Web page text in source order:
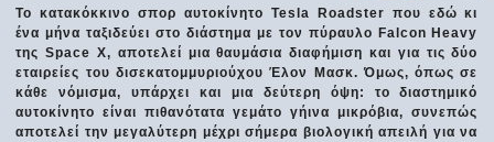
Το κατακόκκινο σπορ αυτοκίνητο Tesla Roadster που εδώ κι
ένα μήνα ταξιδεύει στο διάστημα με τον πύραυλο Falcon Heavy
της Space Χ, αποτελεί μια θαυμάσια διαφήμιση και για τις δύο
εταιρείες του δισεκατομμυριούχου Έλον Μασκ. Όμως, όπως σε
κάθε νόμισμα, υπάρχει και μια δεύτερη όψη: το διαστημικό
αυτοκίνητο είναι πιθανότατα γεμάτο γήινα μικρόβια, συνεπώς
αποτελεί την μεγαλύτερη μέχρι σήμερα βιολογική απειλή για να